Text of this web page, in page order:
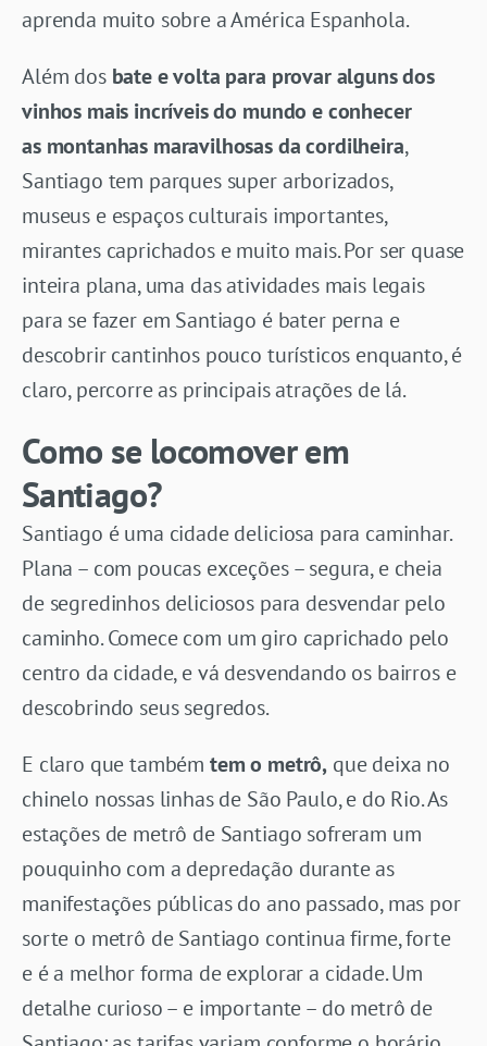
aprenda muito sobre a América Espanhola.
Além dos bate e volta para provar alguns dos
vinhos mais incríveis do mundo e conhecer
as montanhas maravilhosas da cordilheira,
Santiago tem parques super arborizados,
museus e espaços culturais importantes,
mirantes caprichados e muito mais. Por ser quase
inteira plana, uma das atividades mais legais
para se fazer em Santiago é bater perna e
descobrir cantinhos pouco turísticos enquanto, é
claro, percorre as principais atrações de lá.
Como se locomover em
Santiago?
Santiago é uma cidade deliciosa para caminhar.
Plana – com poucas exceções – segura, e cheia
de segredinhos deliciosos para desvendar pelo
caminho. Comece com um giro caprichado pelo
centro da cidade, e vá desvendando os bairros e
descobrindo seus segredos.
E claro que também tem o metrô, que deixa no
chinelo nossas linhas de São Paulo, e do Rio. As
estações de metrô de Santiago sofreram um
pouquinho com a depredação durante as
manifestações públicas do ano passado, mas por
sorte o metrô de Santiago continua firme, forte
e é a melhor forma de explorar a cidade. Um
detalhe curioso – e importante – do metrô de